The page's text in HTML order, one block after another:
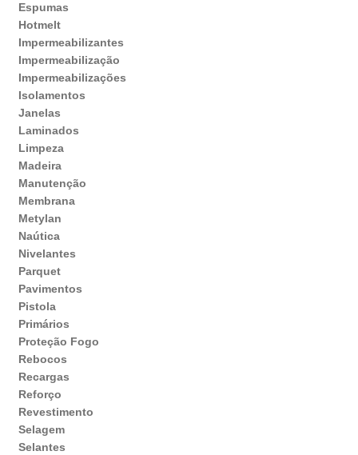
Espumas
Hotmelt
Impermeabilizantes
Impermeabilização
Impermeabilizações
Isolamentos
Janelas
Laminados
Limpeza
Madeira
Manutenção
Membrana
Metylan
Naútica
Nivelantes
Parquet
Pavimentos
Pistola
Primários
Proteção Fogo
Rebocos
Recargas
Reforço
Revestimento
Selagem
Selantes